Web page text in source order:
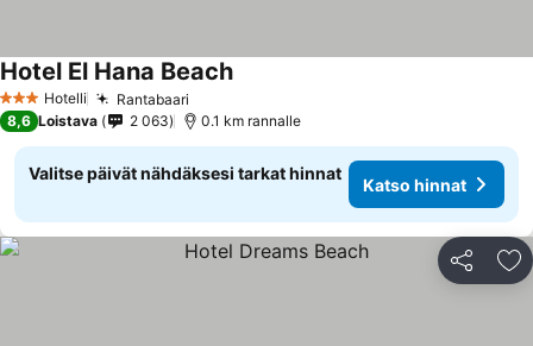
3 Tähtiluokitus
Hotelli Rantabaari
Hotel El Hana Beach
8,6 Loistava 2 063 0.1 km rannalle
Valitse päivät nähdäksesi tarkat hinnat
Katso hinnat
Jaa